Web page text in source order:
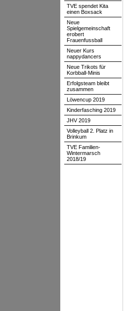
TVE spendet Kita
einen Boxsack
Neue
Spielgemeinschaft
erobert
Frauenfussball
Neuer Kurs
nappydancers
Neue Trikots für
Korbball-Minis
Erfolgsteam bleibt
zusammen
Löwencup 2019
Kinderfasching 2019
JHV 2019
Volleyball 2. Platz in
Brinkum
TVE Familien-
Wintermarsch
2018/19